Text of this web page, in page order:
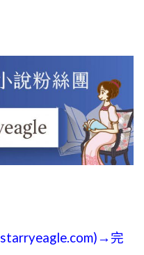
starryeagle.com)→完